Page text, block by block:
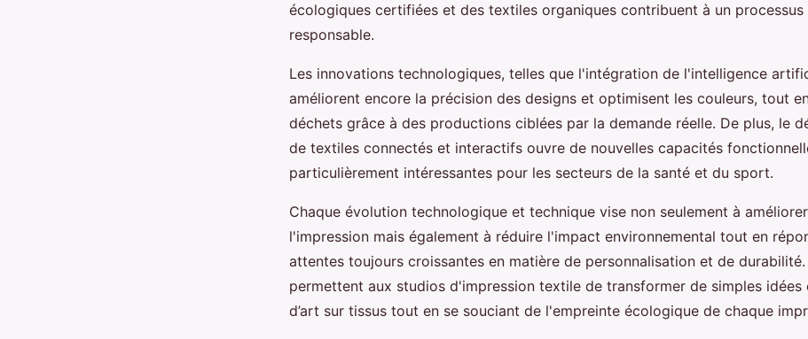
écologiques certifiées et des textiles organiques contribuent à un processus
responsable.
Les innovations technologiques, telles que l'intégration de l'intelligence
améliorent encore la précision des designs et optimisent les couleurs, tout
déchets grâce à des productions ciblées par la demande réelle. De plus, le
de textiles connectés et interactifs ouvre de nouvelles capacités
particulièrement intéressantes pour les secteurs de la santé et du sport.
Chaque évolution technologique et technique vise non seulement à
l'impression mais également à réduire l'impact environnemental tout en
attentes toujours croissantes en matière de personnalisation et de durabilité.
permettent aux studios d'impression textile de transformer de simples
d’art sur tissus tout en se souciant de l'empreinte écologique de chaque